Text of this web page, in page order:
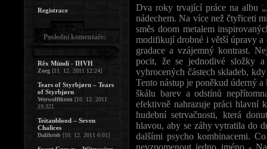
Dva roky trvající práce na albu
nádechem. Na více než čtyřiceti
směs doom metalem
modifikují drobné i větší úpravy a
gradace a vzájemný kontrast.
pocit, že se jednotlivé složky
vyhrocených částech skladeb,
Tento nástup je poněkud úderný
škálu barev a odstínů
efektivně nahrazuje práci hlavní
hudební setrvačnosti, která
hlavou, aby se záhy vytratila do
dalšími psycho kombinacemi.
nevzpomenout jedno jméno -
Registrace
Poslední komentáře:
Rêx Mündi - IHVH
Zorg [11. 12. 2011 12:24]
Tears of Styrbjørn – Tears
of Styrbjørn
Werwolfthron [10. 12. 2011
19:32]
Teitanblood – Seven
Chalices
Dalihrob [10. 12. 2011 6:01]